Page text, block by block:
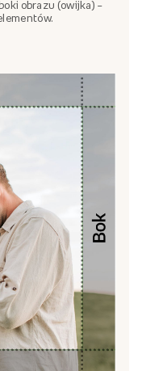
obrazu (owijka) –